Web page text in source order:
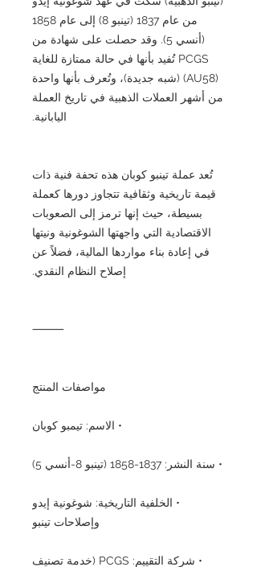
من عام 1837 (تينبو 8) إلى عام 1858
(أنسي 5). وقد حصلت على شهادة من
PCGS تُفيد بأنها في حالة ممتازة للغاية
(AU58) (شبه جديدة)، وتُعرف بأنها واحدة
من أشهر العملات الذهبية في تاريخ العملة
اليابانية.
تُعد عملة تينبو كوبان هذه تحفة فنية ذات
قيمة تاريخية وثقافية تتجاوز دورها كعملة
بسيطة، حيث إنها ترمز إلى الصعوبات
الاقتصادية التي واجهتها الشوغونية ونيتها
في إعادة بناء مواردها المالية، فضلاً عن
إصلاح النظام النقدي.
⸻
مواصفات المنتج
• الاسم: تيمبو كوبان
• سنة النشر: 1837-1858 (تينبو 8-أنسي 5)
• الخلفية التاريخية: شوغونية إيدو
وإصلاحات تينبو
• شركة التقييم: PCGS (خدمة تصنيف